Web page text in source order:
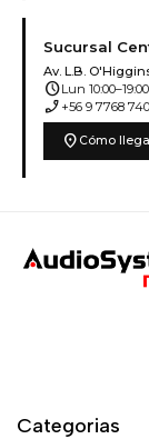
Sucursal
Av. L.B.
scheduleLun
phone_enabled +56 9 7768
location_on Cómo
Categorias